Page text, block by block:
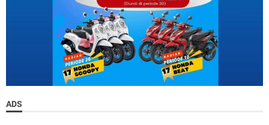
ADS